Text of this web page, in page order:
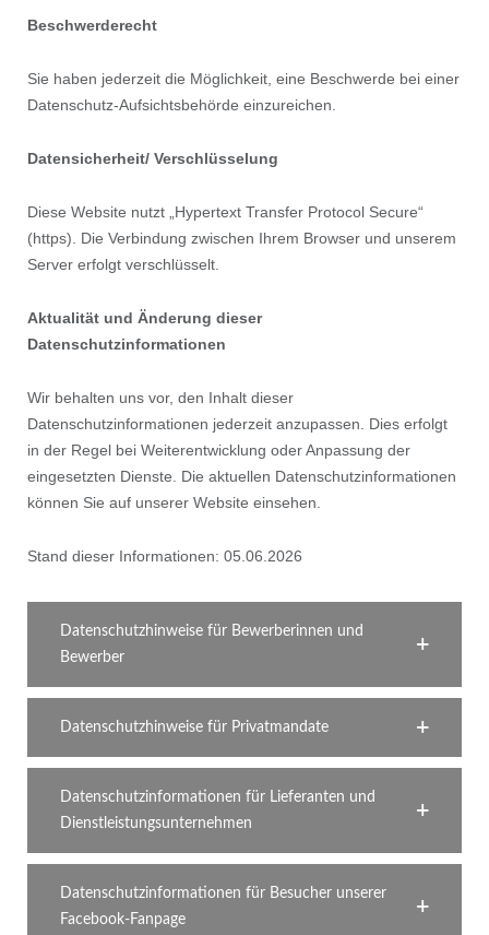
Beschwerderecht
Sie haben jederzeit die Möglichkeit, eine Beschwerde bei einer
Datenschutz-Aufsichtsbehörde einzureichen.
Datensicherheit/ Verschlüsselung
Diese Website nutzt „Hypertext Transfer Protocol Secure“
(https). Die Verbindung zwischen Ihrem Browser und unserem
Server erfolgt verschlüsselt.
Aktualität und Änderung dieser
Datenschutzinformationen
Wir behalten uns vor, den Inhalt dieser
Datenschutzinformationen jederzeit anzupassen. Dies erfolgt
in der Regel bei Weiterentwicklung oder Anpassung der
eingesetzten Dienste. Die aktuellen Datenschutzinformationen
können Sie auf unserer Website einsehen.
Stand dieser Informationen: 05.06.2026
Datenschutzhinweise für Bewerberinnen und
Bewerber
Datenschutzhinweise für Privatmandate
Datenschutzinformationen für Lieferanten und
Dienstleistungsunternehmen
Datenschutzinformationen für Besucher unserer
Facebook-Fanpage